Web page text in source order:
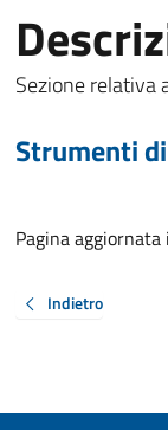
Sezione relativa
Strumenti
Pagina
Indietro